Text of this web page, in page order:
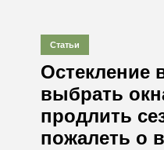
Статьи
Остекление
выбрать
продлить
пожалеть о